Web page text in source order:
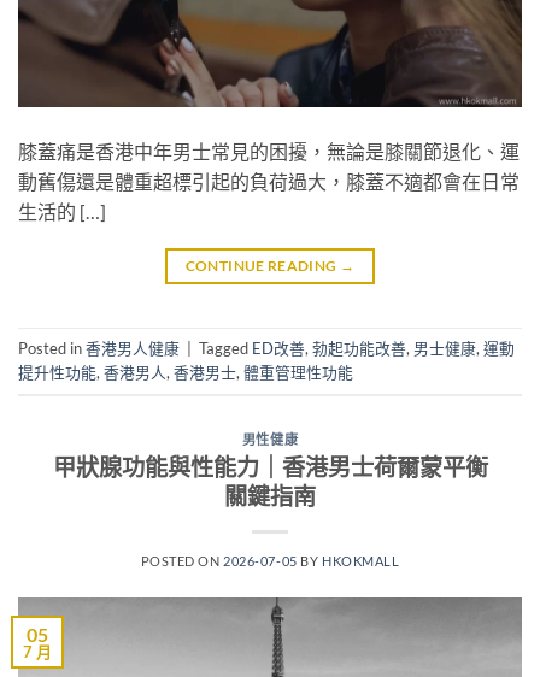
膝蓋痛是香港中年男士常見的困擾，無論是膝關節退化、運
動舊傷還是體重超標引起的負荷過大，膝蓋不適都會在日常
生活的 […]
CONTINUE READING →
Posted in香港男人健康 Tagged ED改善,勃起功能改善, 男士健康,運動
提升性功能,香港男人,香港男士,體重管理性功能
男性健康
甲狀腺功能與性能力｜香港男士荷爾蒙平衡
關鍵指南
POSTED ON 2026-07-05 BY HKOKMALL
05
7 月